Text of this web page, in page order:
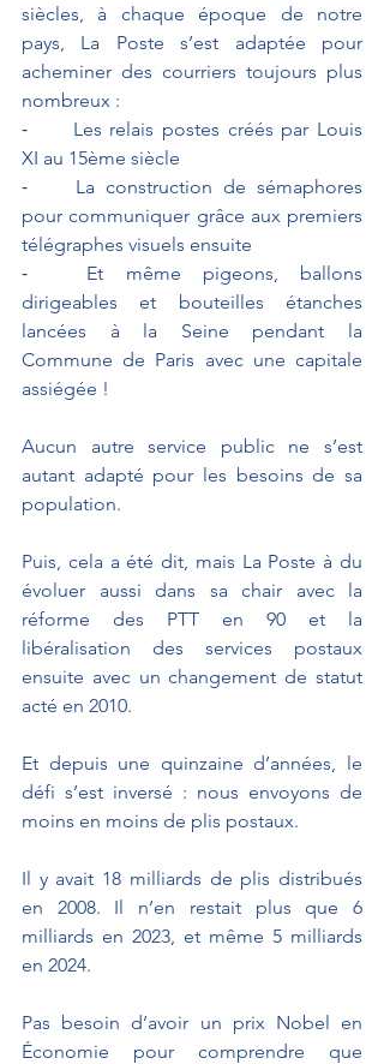
siècles, à chaque époque de notre
pays, La Poste s’est adaptée pour
acheminer des courriers toujours plus
nombreux :
⁃	Les relais postes créés par Louis
XI au 15ème siècle
⁃	La construction de sémaphores
pour communiquer grâce aux premiers
télégraphes visuels ensuite
⁃	Et même pigeons, ballons
dirigeables et bouteilles étanches
lancées à la Seine pendant la
Commune de Paris avec une capitale
assiégée !
Aucun autre service public ne s’est
autant adapté pour les besoins de sa
population.
Puis, cela a été dit, mais La Poste à du
évoluer aussi dans sa chair avec la
réforme des PTT en 90 et la
libéralisation des services postaux
ensuite avec un changement de statut
acté en 2010.
Et depuis une quinzaine d’années, le
défi s’est inversé : nous envoyons de
moins en moins de plis postaux.
Il y avait 18 milliards de plis distribués
en 2008. Il n’en restait plus que 6
milliards en 2023, et même 5 milliards
en 2024.
Pas besoin d’avoir un prix Nobel en
Économie pour comprendre que